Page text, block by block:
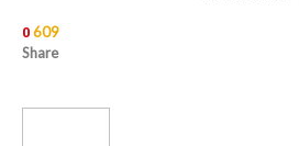
0 609
Share